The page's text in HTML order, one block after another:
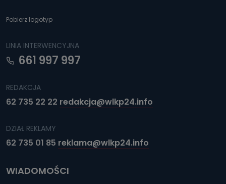
Pobierz logotyp
LINIA INTERWENCYJNA
661 997 997
REDAKCJA
62 735 22 22 redakcja@wlkp24.info
DZIAŁ REKLAMY
62 735 01 85 reklama@wlkp24.info
WIADOMOŚCI